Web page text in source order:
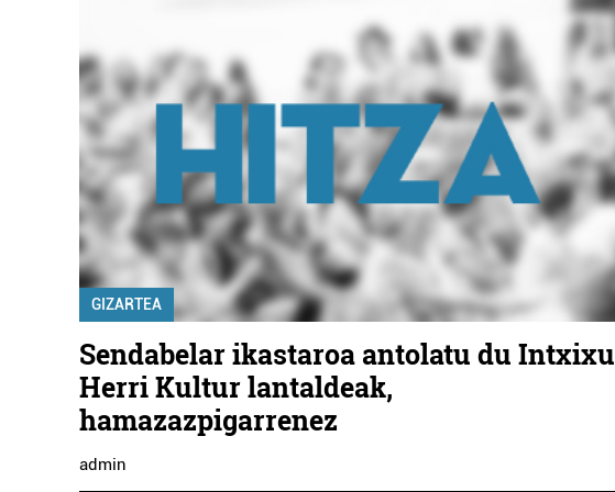
GIZARTEA
Sendabelar ikastaroa antolatu du Intxixu
Herri Kultur lantaldeak,
hamazazpigarrenez
admin